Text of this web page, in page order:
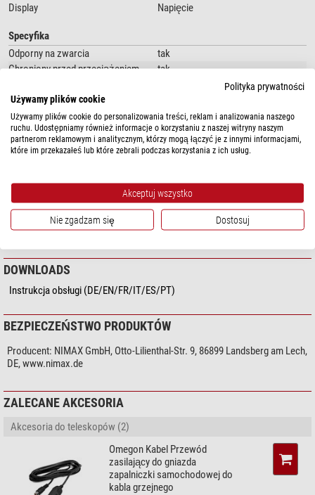
2x USB-A z funkcją Quick Charge 3.0 (5V@3.4A
1x USB-C z Power Delivery (4,5 V@5 A /
12V@2.5A/ 15 V@2 A / 20V@1.5A)
Display
Napięcie
Specyfika
Odporny na zwarcia
tak
Chroniony przed przeciążeniem
tak
Wyposażenie
Wtyczka zasilająca
tak
Ogólnie
Metal / tworzywo sztuczne
Waga (g)
88
Rodzaj konstrukcji
DOWNLOADS
Instrukcja obsługi (DE/EN/FR/IT/ES/PT)
BEZPIECZEŃSTWO PRODUKTÓW
Producent: NIMAX GmbH, Otto-Lilienthal-Str. 9, 86899 Landsberg am Lech,
DE, www.nimax.de
ZALECANE AKCESORIA
Akcesoria do teleskopów (2)
Omegon Kabel Przewód
zasilający do gniazda
zapalniczki samochodowej do
kabla grzejnego
Polityka prywatności
Używamy plików cookie
Używamy plików cookie do personalizowania treści, reklam i analizowania naszego
ruchu. Udostępniamy również informacje o korzystaniu z naszej witryny naszym
partnerom reklamowym i analitycznym, którzy mogą łączyć je z innymi informacjami,
które im przekazałeś lub które zebrali podczas korzystania z ich usług.
Akceptuj wszystko
Nie zgadzam się Dostosuj